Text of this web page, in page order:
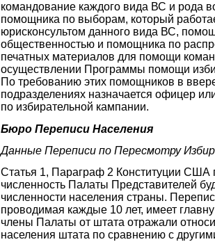
командование каждого вида ВС и рода
помощника по выборам, который
юрисконсультом данного вида ВС,
общественностью и помощника по
печатных материалов для помощи
осуществлении Программы помощи
По требованию этих помощников в
подразделениях назначается офицер
по избирательной кампании.
Бюро Переписи Населения
Данные Переписи по Пересмотру
Статья 1, Параграф 2 Конституции США
численность Палаты Представителей
численности населения страны.
проводимая каждые 10 лет, имеет
члены Палаты от штата отражали
населения штата по сравнению с